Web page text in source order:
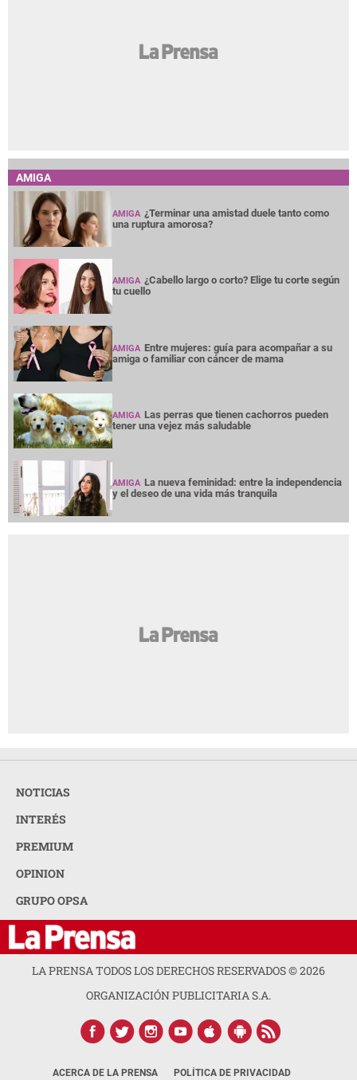
AMIGA
AMIGA ¿Terminar una amistad duele tanto como
una ruptura amorosa?
AMIGA ¿Cabello largo o corto? Elige tu corte según
tu cuello
AMIGA Entre mujeres: guía para acompañar a su
amiga o familiar con cáncer de mama
AMIGA Las perras que tienen cachorros pueden
tener una vejez más saludable
AMIGA La nueva feminidad: entre la independencia
y el deseo de una vida más tranquila
NOTICIAS
INTERÉS
PREMIUM
OPINION
GRUPO OPSA
LA PRENSA TODOS LOS DERECHOS RESERVADOS ©2026
ORGANIZACIÓN PUBLICITARIA S.A.
ACERCA DE LA PRENSA POLÍTICA DE PRIVACIDAD